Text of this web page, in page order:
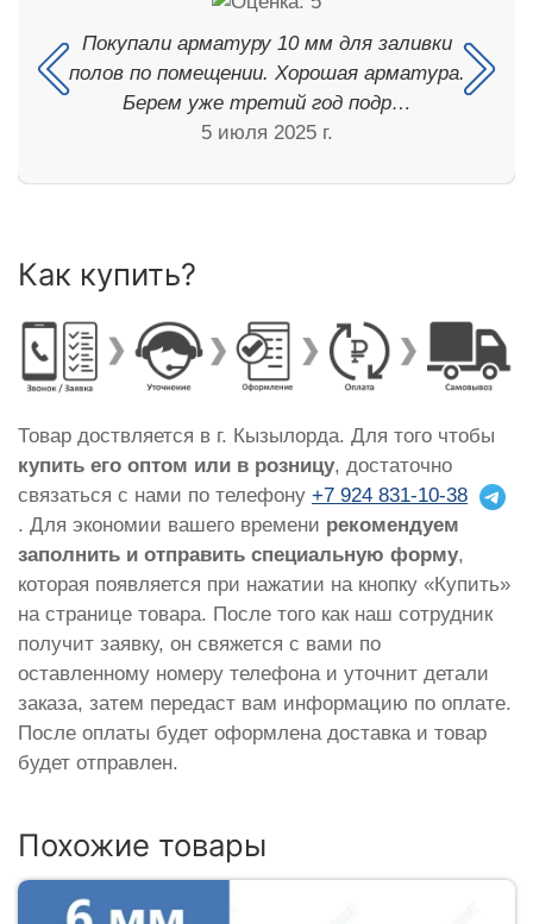
Покупали арматуру 10 мм для заливки
полов по помещении. Хорошая арматура.
Берем уже третий год подр…
5 июля 2025 г.
Как купить?
Товар доствляется в г. Кызылорда. Для того чтобы
купить его оптом или в розницу, достаточно
связаться с нами по телефону +7 924 831-10-38
. Для экономии вашего времени рекомендуем
заполнить и отправить специальную форму,
которая появляется при нажатии на кнопку «Купить»
на странице товара. После того как наш сотрудник
получит заявку, он свяжется с вами по
оставленному номеру телефона и уточнит детали
заказа, затем передаст вам информацию по оплате.
После оплаты будет оформлена доставка и товар
будет отправлен.
Похожие товары